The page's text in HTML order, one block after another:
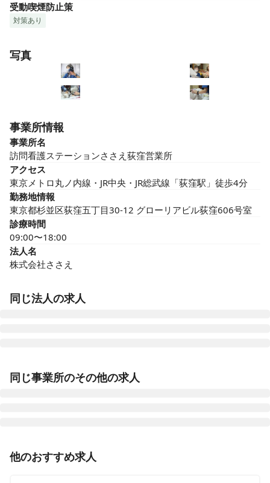
受動喫煙防止策
対策あり
写真
事業所情報
事業所名
訪問看護ステーションささえ荻窪営業所
アクセス
東京メトロ丸ノ内線・JR中央・JR総武線「荻窪駅」徒歩4分
勤務地情報
東京都杉並区荻窪五丁目30-12 グローリアビル荻窪606号室
診療時間
09:00〜18:00
法人名
株式会社ささえ
同じ法人の求人
東京都練馬区中村南三丁目12-20-101
訪問看護ステーションささえ大泉学園営業所
同じ事業所のその他の求人
正看護師 パート・アルバイト
【杉並区 / 荻窪駅】週1日～◎扶養内パート◎Wワーク
他のおすすめ求人